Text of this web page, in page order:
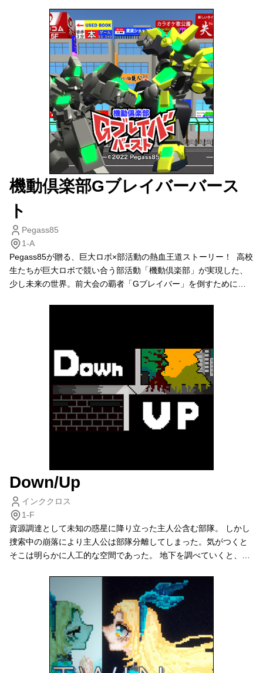
機動倶楽部Gブレイバーバース
ト
Pegass85
1-A
Pegass85が贈る、巨大ロボ×部活動の熱血王道ストーリー！ 高校
生たちが巨大ロボで競い合う部活動「機動倶楽部」が実現した、
少し未来の世界。前大会の覇者「Gブレイバー」を倒すために、
用。 さらに、ロボ、パイロットの特殊能力を駆使し、相手の行動
をどこまで読み切れるか——。その一手が勝敗を分ける！ もちろ
ん、ネット対戦にも対応済みだ。
Down/Up
インククロス
1-F
資源調達として未知の惑星に降り立った主人公含む部隊。 しかし
捜索中の崩落により主人公は部隊分離してしまった。気がつくと
そこは明らかに人工的な空間であった。 地下を調べていくと、そ
去に何があったのか。無事に帰還できるだろうか… (作：浜市、新